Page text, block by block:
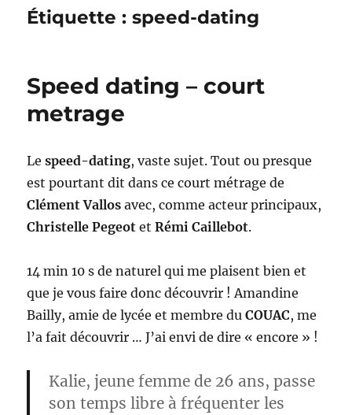
Étiquette :speed-dating
Speed dating – court
metrage
Lespeed-dating, vaste sujet. Tout ou presque
est pourtant dit dans ce court métrage de
Clément Vallos avec, comme acteur principaux,
Christelle Pegeot etRémi Caillebot.
14 min 10 s de naturel qui me plaisent bien et
que je vous faire donc découvrir ! Amandine
Bailly, amie de lycée et membre duCOUAC, me
l’a fait découvrir … J’ai envi de dire « encore » !
Kalie, jeune femme de 26 ans, passe
son temps libre à fréquenter les